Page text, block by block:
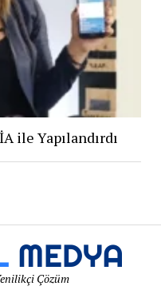
ile Yapılandırdı
Çözüm